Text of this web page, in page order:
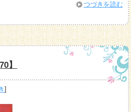
つづきを読む
】
]